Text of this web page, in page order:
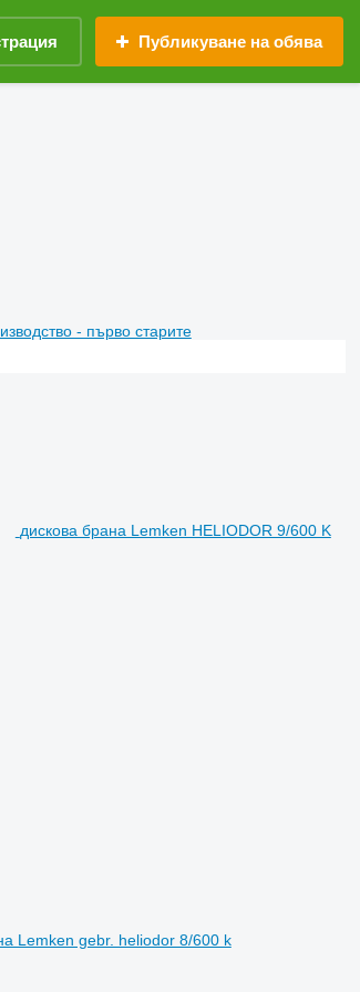
Публикуване на обява
- първо старите
дискова брана Lemken HELIODOR 9/600 K
Lemken gebr. heliodor 8/600 k